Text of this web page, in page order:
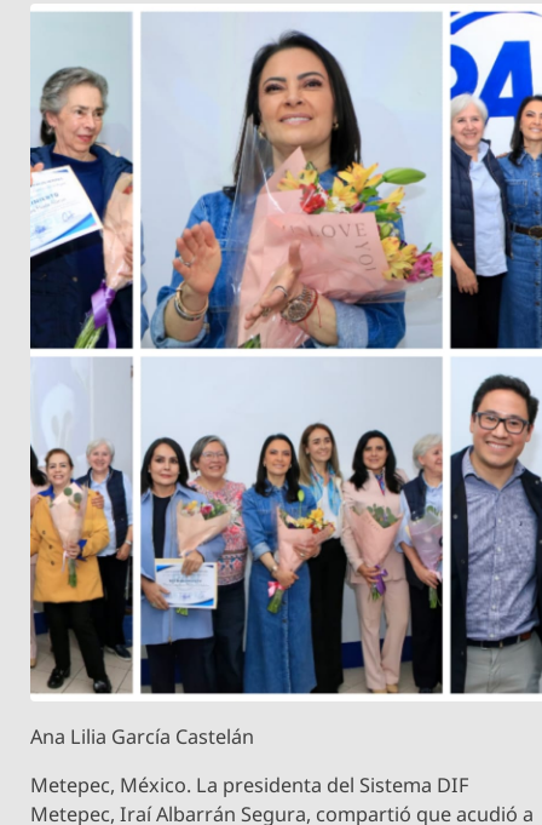
Ana Lilia García Castelán
Metepec, México. La presidenta del Sistema DIF
Metepec, Iraí Albarrán Segura, compartió que acudió a